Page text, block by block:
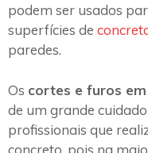
podem ser usados
superfícies de
paredes.
Os cortes e furos
de um grande
profissionais que
concreto, pois na